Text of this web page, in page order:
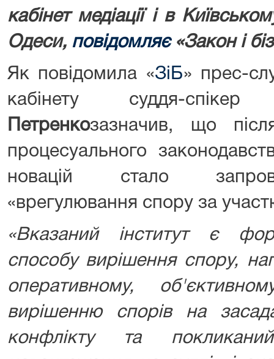
кабінет медіації і в
Одеси, повідомляє«Закон і
Як повідомила «ЗіБ» прес-
кабінету суддя-
Петренкозазначив, що
процесуального
новацій стало
«врегулювання спору за
«Вказаний інститут є
способу вирішення спору,
оперативному,
вирішенню спорів на
конфлікту та